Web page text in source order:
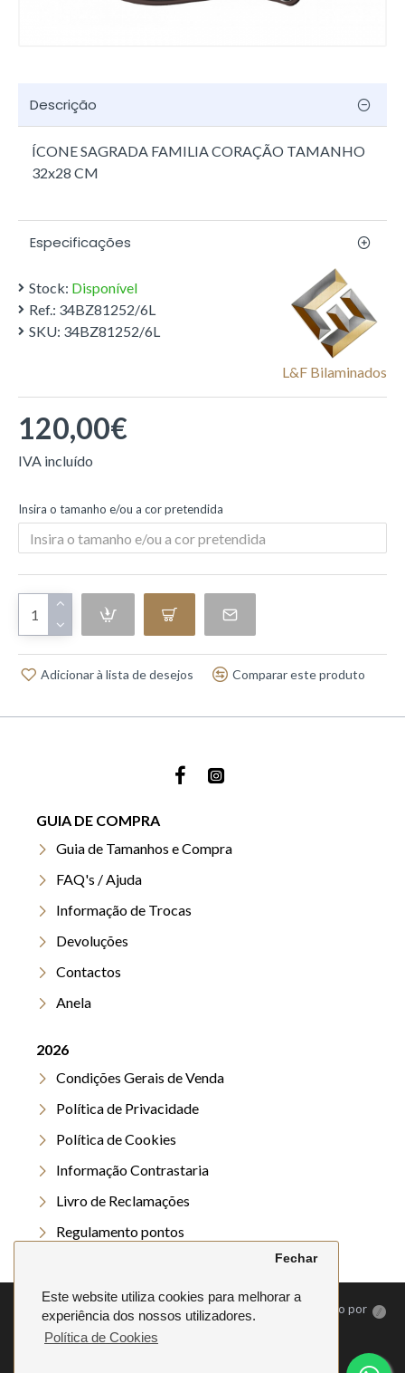
Este website utiliza cookies para melhorar a
experiência dos nossos utilizadores.
Política de Cookies
Fechar
Descrição
ÍCONE SAGRADA FAMILIA CORAÇÃO TAMANHO
32x28 CM
Especificações
Stock: Disponível
Ref.: 34BZ81252/6L
SKU: 34BZ81252/6L
L&f Bilaminados
120,00€
Insira o tamanho e/ou a cor pretendida
Adicionar à lista de desejos Comparar este produto
GUIA DE COMPRA
Guia de Tamanhos e Compra
FAQ's / Ajuda
Informação de Trocas
Devoluções
Contactos
Anela
2026
Condições Gerais de Venda
Política de Privacidade
Política de Cookies
Informação Contrastaria
Livro de Reclamações
Regulamento pontos
2026. Anela | Todos os direitos reservados | Desenvolvido por